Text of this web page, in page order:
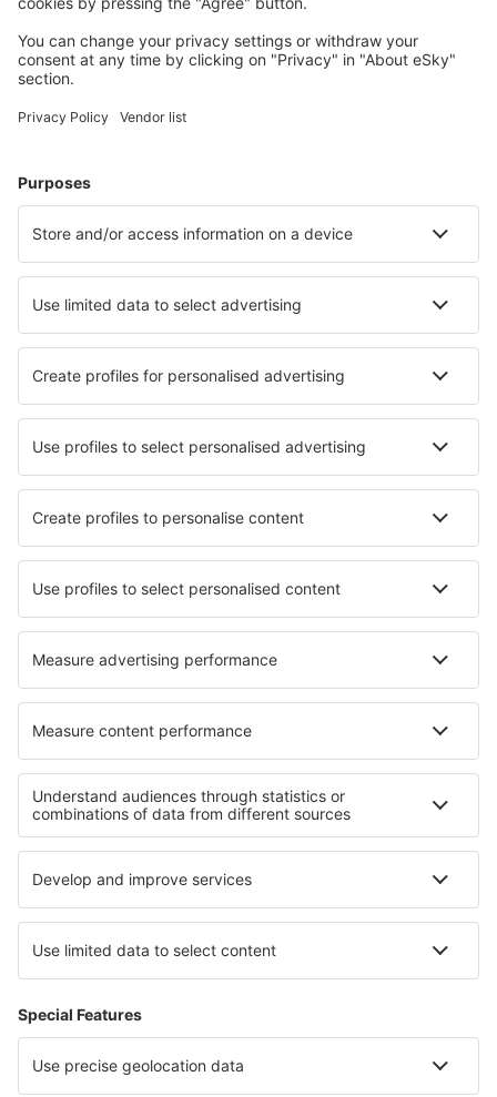
Vliegtickets
Verblijf
Vlucht+hotel
Hotels
Transfers
Attracties
Luchtvaartmaatschappijen
Brussels Airlines
Ryanair
Wizz Air
Tui Fly
Transavia
Over eSky
Algemene voorwaarden
Mijn boekingen
Privacykennisgeving
Ondersteuning en contact
Privacy
Landen
Internationale sites